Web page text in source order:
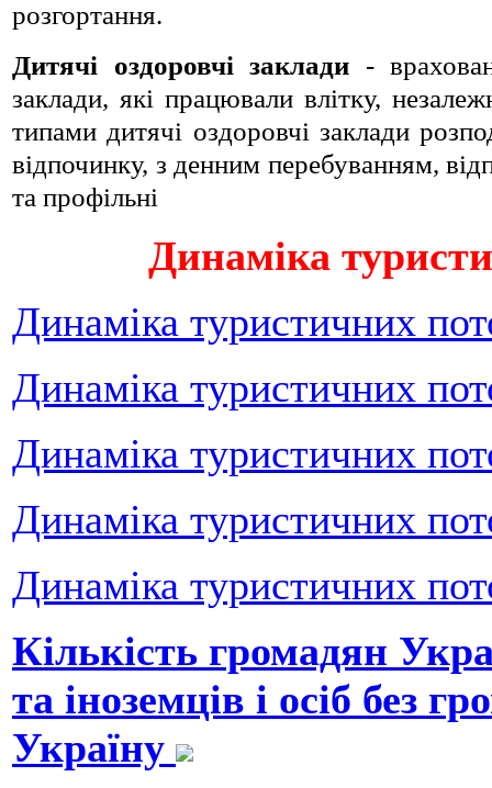
розгортання.
Дитячі оздоровчі заклади -
заклади, які працювали влітку,
типами дитячі оздоровчі заклади
відпочинку, з денним перебуванням,
та профільні
Динаміка
Динаміка туристичних
Динаміка туристичних
Динаміка туристичних
Динаміка туристичних
Динаміка туристичних
Кількість громадян
та іноземців і осіб без
Україну